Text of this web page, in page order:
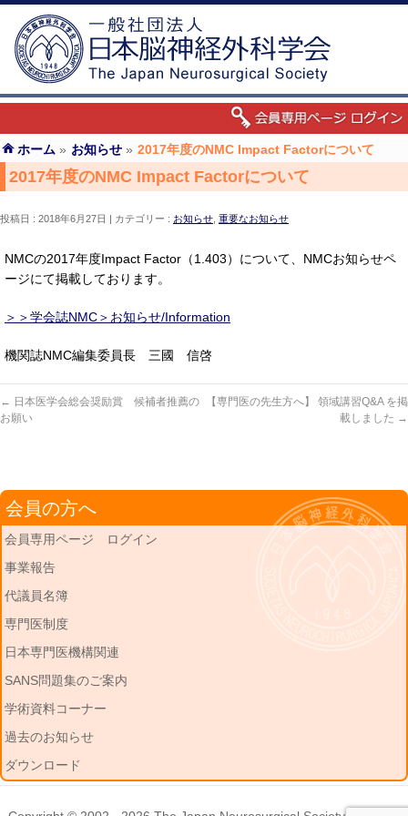
ホーム » お知らせ » 2017年度のNMC Impact Factorについて
2017年度のNMC Impact Factorについて
投稿日 : 2018年6月27日 カテゴリー : お知らせ 重要なお知らせ
NMCの2017年度Impact Factor（1.403）について、NMCお知らせペ
ージにて掲載しております。
＞＞学会誌NMC＞お知らせ/Information
機関誌NMC編集委員長 三國 信啓
← 日本医学会総会奨励賞 候補者推薦の
お願い
【専門医の先生方へ】 領域講習Q&A を掲
載しました →
会員の方へ
会員専用ページ ログイン
事業報告
代議員名簿
専門医制度
日本専門医機構関連
SANS問題集のご案内
学術資料コーナー
過去のお知らせ
ダウンロード